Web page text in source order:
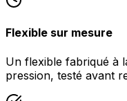
Flexible sur mesure
Un flexible fabriqué à
pression, testé avant